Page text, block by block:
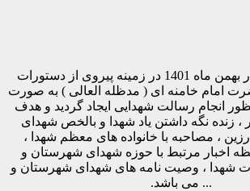
رسانه کمیل مدیا در بهمن ماه 1401 در زمینه پیروی از دستورات
امام خامنه ای ( مدظله العالی ) به صورت
انجام رسالت شهدایی ایجاد گردید و هدف
، زنده نگه داشتن یاد شهدا و بالخص شهدای
، مصاحبه با خانواده های معظم شهدا ،
اخبار مرتبط با حوزه شهدای شهرستان و
شهدا ، وصیت نامه های شهدای شهرستان و
... می باشد.